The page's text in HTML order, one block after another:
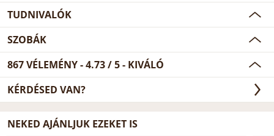
TUDNIVALÓK
SZOBÁK
867VÉLEMÉNY -4.73/5- KIVÁLÓ
KÉRDÉSED VAN?
NEKED AJÁNLJUK EZEKET IS